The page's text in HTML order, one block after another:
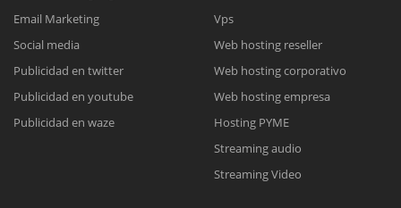
Reunión online
Nuestros ejecutivos le enviarán un correo electrónico con el enlace a
Meet para la reunión online.
Cotización
Todos nuestros ejecutivos están fuera de línea. Complete el formulario
Email Marketing
Social media
Publicidad en twitter
Publicidad en youtube
Publicidad en waze
Vps
Web hosting reseller
Web hosting corporativo
Web hosting empresa
Hosting PYME
Streaming audio
Streaming Video